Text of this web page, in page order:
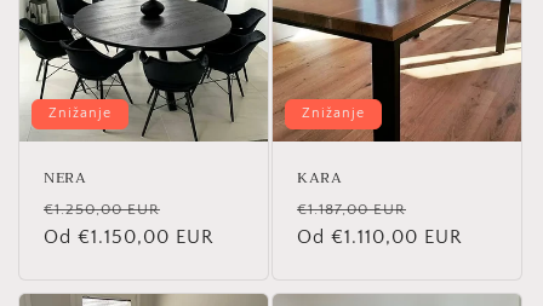
Znižanje
NERA
Redna
cena
€1.250,00 EUR
cena
Od €1.150,00 EUR
Znižanje
KARA
Redna
cena
€1.187,00 EUR
cena
Od €1.110,00 EUR